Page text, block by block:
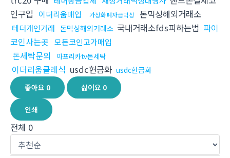
인구입
이더리움매입 가상화폐자금믹싱 돈믹싱해외거래소
테더개인거래 돈믹싱해외거래소 국내거래소fds피하는법 파이
코인사는곳 모든코인고가매입
돈세탁문의 아프리카tv돈세탁
이더리움클레식 usdc현금화 usdc현금화
좋아요 0 싫어요 0
인쇄
전체 0